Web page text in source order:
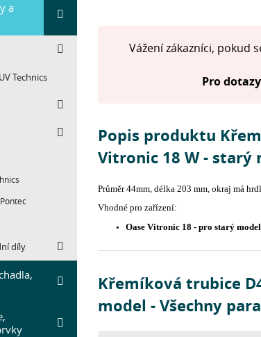
a
Technics
díly
Vážení zákazníci, pokud
Pro
Popis produktu
Vitronic 18 W - starý
Průměr 44mm, délka 203 mm, okraj má
Vhodné pro zařízení:
Oase Vitronic 18 - pro starý model
Křemíková trubice
model - Všechny